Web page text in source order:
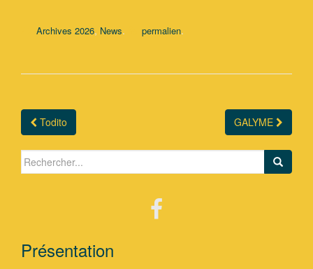
Archives 2026, News. permalien.
Navigation Article
Todito GALYME
Search for:
Présentation